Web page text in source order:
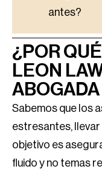
antes?
¿POR
LEON
ABOGADA
Sabemos que los
estresantes,
objetivo es
fluido y no temas